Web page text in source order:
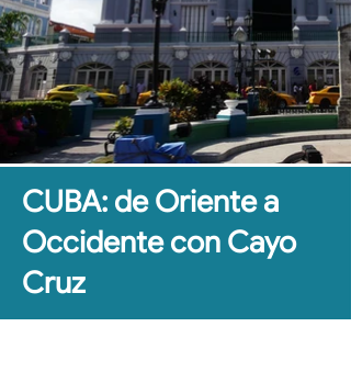
CUBA: de Oriente a
Occidente con Cayo
Cruz